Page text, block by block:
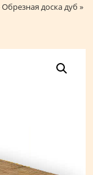
Обрезная доска дуб »